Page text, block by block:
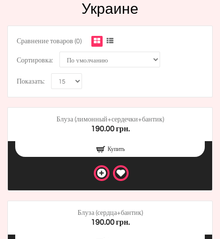
Украине
Сравнение товаров (0)
Сортировка:
Показать:
Блуза (лимонный+сердечки+бантик)
190.00 грн.
Купить
Блуза (сердца+бантик)
190.00 грн.